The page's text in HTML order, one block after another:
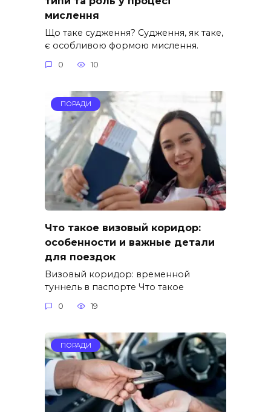
мислення
Що таке судження? Судження, як таке,
є особливою формою мислення.
0 10
ПОРАДИ
Что такое визовый коридор:
особенности и важные детали
для поездок
Визовый коридор: временной
туннель в паспорте Что такое
0 19
ПОРАДИ